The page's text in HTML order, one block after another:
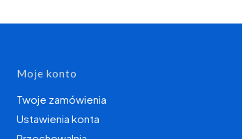
Moje konto
Twoje zamówienia
Ustawienia konta